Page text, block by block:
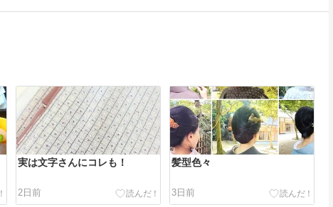
実は文字さんにコレも！
2日前
髪型色々
3日前